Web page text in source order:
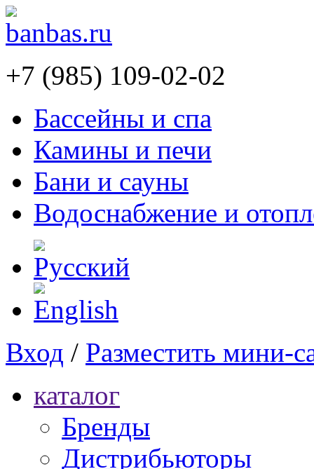
+7 (985) 109-02-02
Бассейны и спа
Камины и печи
Бани и сауны
Водоснабжение и
Вход / Разместить мини-
каталог
Бренды
Дистрибьюторы